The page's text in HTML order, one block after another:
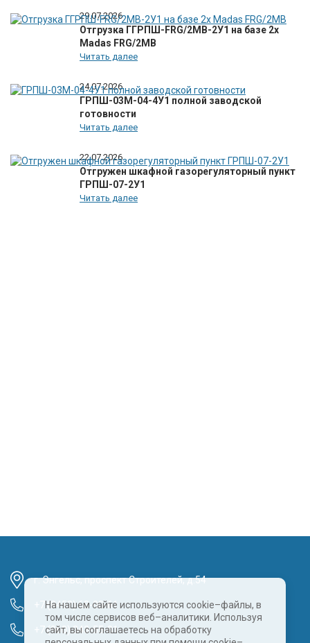
На нашем сайте используются cookie–файлы, в
том числе сервисов веб–аналитики. Используя
сайт, вы соглашаетесь на обработку
29.07.2026
Отгрузка ГГРПШ-FRG/2MB-2У1 на базе 2х
Madas FRG/2MB
Читать далее
24.07.2026
ГРПШ-03М-04-4У1 полной заводской
готовности
Читать далее
22.07.2026
Отгружен шкафной газорегуляторный пункт
ГРПШ-07-2У1
Читать далее
г. Энгельс, проспект Строителей, д.54
+7 (8452) 68-00-61
+7 (960) 343-55-81